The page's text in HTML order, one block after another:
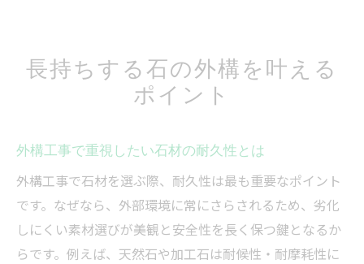
長持ちする石の外構を叶える
ポイント
外構工事で重視したい石材の耐久性とは
外構工事で石材を選ぶ際、耐久性は最も重要なポイント
です。なぜなら、外部環境に常にさらされるため、劣化
しにくい素材選びが美観と安全性を長く保つ鍵となるか
らです。例えば、天然石や加工石は耐候性・耐摩耗性に